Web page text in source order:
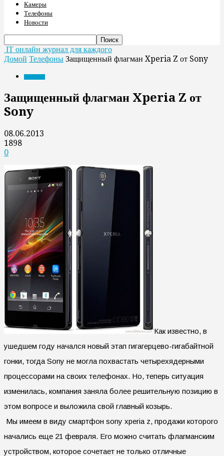
Камеры
Телефоны
Новости
IT онлайн журнал для каждого
Домой Телефоны Защищенный флагман Xperia Z от Sony
Защищенный флагман Xperia Z от
Sony
08.06.2013
1898
0
Как известно, в
ушедшем году начался новый этап гигагерцево-гигабайтной
гонки, тогда Sony не могла похвастать четырехядерными
процессорами на своих телефонах. Но, теперь ситуация
изменилась, компания заняла более решительную позицию в
этом вопросе и выложила свой главный козырь.
Мы имеем в виду смартфон sony xperia z, продажи которого
начались еще 21 февраля. Его можно считать флагманским
устройством, которое сочетает не только отличные